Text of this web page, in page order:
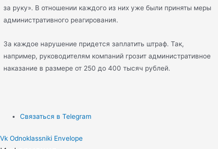
за руку». В отношении каждого из них уже были приняты меры
административного реагирования.
За каждое нарушение придется заплатить штраф. Так,
например, руководителям компаний грозит административное
наказание в размере от 250 до 400 тысяч рублей.
Связаться в Telegram
Vk Odnoklassniki Envelope